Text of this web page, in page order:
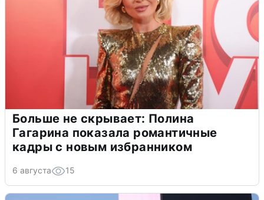
Больше не скрывает: Полина
Гагарина показала романтичные
кадры с новым избранником
6 августа 15